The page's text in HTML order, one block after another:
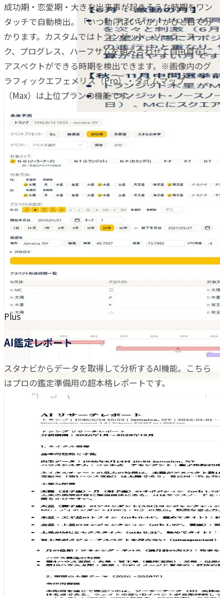
成功期・恋愛期・大きな出来事が起きそうな時期をワン
タッチで自動検出。「いつ動けばいいか」がひと目で分
かります。カスタムではトランジット、ソーラーアー
ク、プログレス、ハーフサムを組み合わせて自由自在に
アスペクトができる時期を検出できます。※画像内のグ
ラフィックエフェメリス（Pro）・タイムマップ
（Max）は上位プランの機能です。
Plus
AI鑑定レポート
スタナビからデータを取得して分析するAI機能。こちら
はプロの鑑定準備用の超本格レポートです。